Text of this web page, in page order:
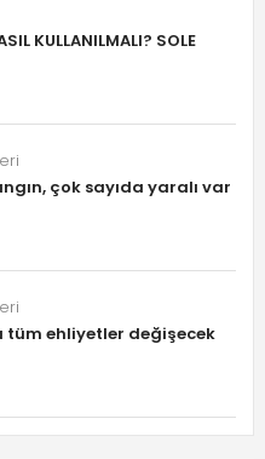
KULLANILMALI? SOLE
çok sayıda yaralı var
tüm ehliyetler değişecek